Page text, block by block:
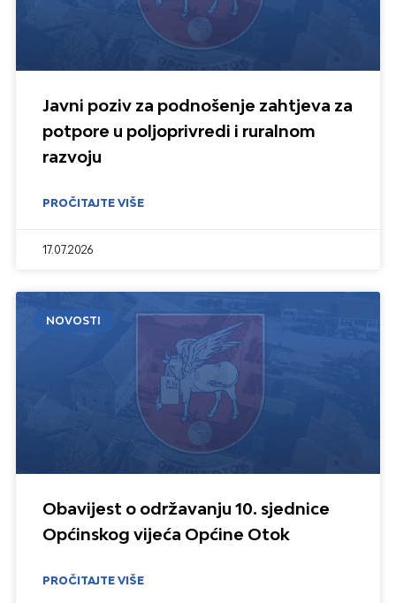
Javni poziv za podnošenje zahtjeva za
potpore u poljoprivredi i ruralnom
razvoju
PROČITAJTE VIŠE
17.07.2026
NOVOSTI
Obavijest o održavanju 10. sjednice
Općinskog vijeća Općine Otok
PROČITAJTE VIŠE